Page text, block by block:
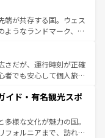
楽しみ方が可能だ。さ
溢れており、どの街角に
。パリ以外の個性あふ
飽きることがない。ベ
州のアルプスの絶景、そ
った風景は必見。ビール
なお、新着の
照してほしい。
端が共存する国。ウェス
ようなランドマーク、歴
、優雅なアフタヌーン
い英国パブ、サッカー観
験も豊富。イギリスを旅
さだが、運行時刻が正確
者でも安心して個人旅行
ならではのユニークな
なく町歩きも満喫する
め物価も高いが、旅行
もあり、うまく活用すれ
イド・有名観光スポ
様な文化が魅力の国。
フォルニアまで、訪れる